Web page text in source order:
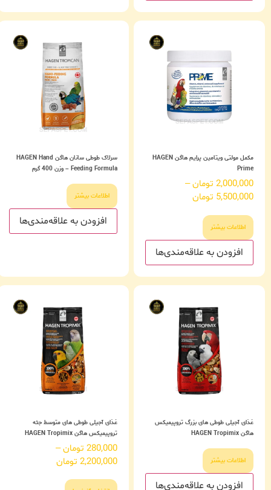
مکمل مولتی ویتامین پرایم هاگن HAGEN
Prime
2,000,000 تومان –
5,500,000 تومان
اطلاعات بیشتر
افزودن به علاقه‌مندی‌ها
سرلاک طوطی سانان هاگن HAGEN Hand
Feeding Formula – وزن 400 گرم
اطلاعات بیشتر
افزودن به علاقه‌مندی‌ها
غذای آجیلی طوطی های بزرگ تروپیمیکس
هاگن HAGEN Tropimix
اطلاعات بیشتر
افزودن به علاقه‌مندی‌ها
غذای آجیلی طوطی های متوسط جثه
تروپیمیکس هاگن HAGEN Tropimix
280,000 تومان –
2,200,000 تومان